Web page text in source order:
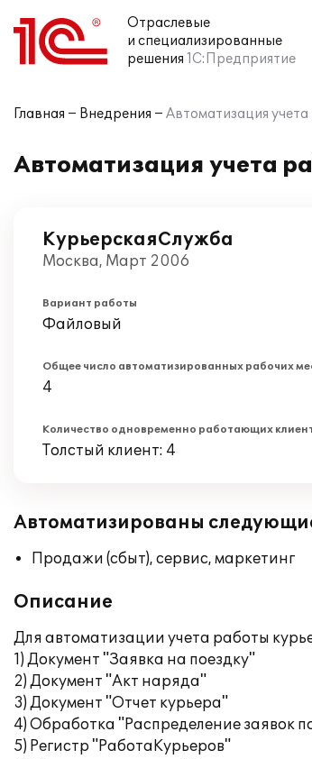
Отраслевые
и специализированные
решения 1С:Предприятие
Главная Внедрения Автоматизация
Автоматизация учета
КурьерскаяСлужба
Москва, Март 2006
Вариант работы
Файловый
Общее число автоматизированных рабочих
4
Количество одновременно работающих
Толстый клиент: 4
Автоматизированы
Продажи (сбыт), сервис, маркетинг
Описание
Для автоматизации учета работы
1) Документ "Заявка на поездку"
2) Документ "Акт наряда"
3) Документ "Отчет курьера"
4) Обработка "Распределение заявок
5) Регистр "РаботаКурьеров"